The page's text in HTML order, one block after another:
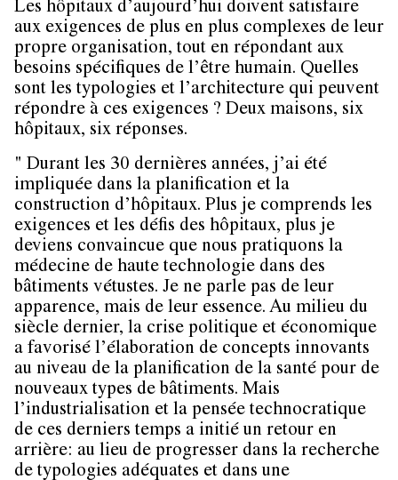
Les hôpitaux d’aujourd’hui doivent satisfaire
aux exigences de plus en plus complexes de leur
propre organisation, tout en répondant aux
besoins spécifiques de l’être humain. Quelles
sont les typologies et l’architecture qui peuvent
répondre à ces exigences ? Deux maisons, six
hôpitaux, six réponses.
" Durant les 30 dernières années, j’ai été
impliquée dans la planification et la
construction d’hôpitaux. Plus je comprends les
exigences et les défis des hôpitaux, plus je
deviens convaincue que nous pratiquons la
médecine de haute technologie dans des
bâtiments vétustes. Je ne parle pas de leur
apparence, mais de leur essence. Au milieu du
siècle dernier, la crise politique et économique
a favorisé l’élaboration de concepts innovants
au niveau de la planification de la santé pour de
nouveaux types de bâtiments. Mais
l’industrialisation et la pensée technocratique
de ces derniers temps a initié un retour en
arrière: au lieu de progresser dans la recherche
de typologies adéquates et dans une